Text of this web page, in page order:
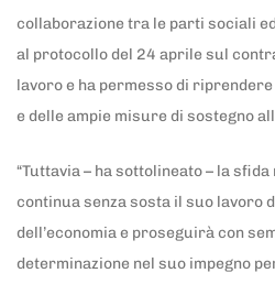
collaborazione tra le parti sociali
al protocollo del 24 aprile sul
lavoro e ha permesso di
e delle ampie misure di sostegno
“Tuttavia – ha sottolineato – la
continua senza sosta il suo lavoro
dell’economia e proseguirà con
determinazione nel suo impegno